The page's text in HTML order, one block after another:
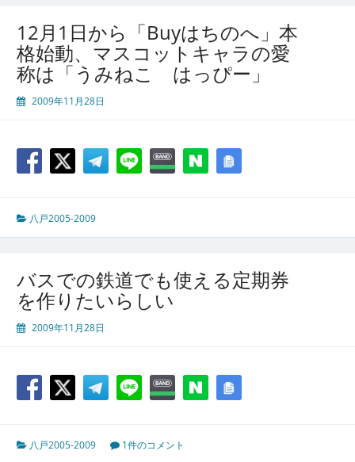
12月1日から「Buyはちのへ」本
格始動、マスコットキャラの愛
称は「うみねこ はっぴー」
2009年11月28日
八戸2005-2009
バスでの鉄道でも使える定期券
を作りたいらしい
2009年11月28日
八戸2005-2009 1件のコメント